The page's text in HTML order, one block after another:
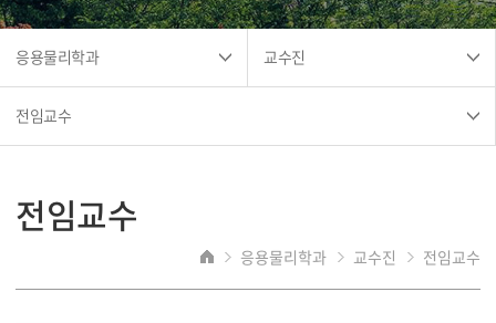
응용물리학과 교수진
전임교수
전임교수
응용물리학과 교수진 전임교수